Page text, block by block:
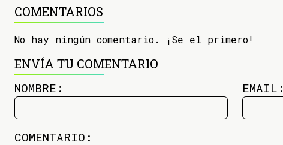
COMENTARIOS
No hay ningún comentario. ¡Se el primero!
ENVÍA TU COMENTARIO
NOMBRE: EMAIL:
COMENTARIO: